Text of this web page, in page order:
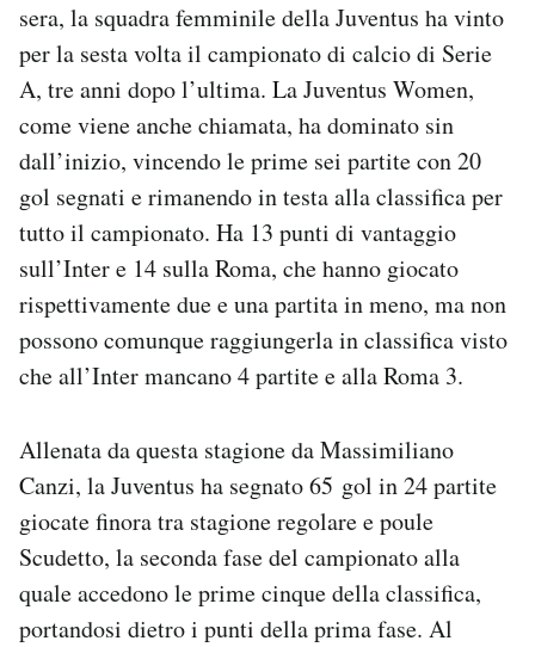
CALENDARIO
AREA PERSONALE
Newsletter
Notifiche mobile
Regala il Post
Hai bisogno di aiuto?
Esci
sera, la squadra femminile della Juventus ha vinto
per la sesta volta il campionato di calcio di Serie
A, tre anni dopo l’ultima. La Juventus Women,
come viene anche chiamata, ha dominato sin
dall’inizio, vincendo le prime sei partite con 20
gol segnati e rimanendo in testa alla classifica per
tutto il campionato. Ha 13 punti di vantaggio
sull’Inter e 14 sulla Roma, che hanno giocato
rispettivamente due e una partita in meno, ma non
possono comunque raggiungerla in classifica visto
che all’Inter mancano 4 partite e alla Roma 3.
Allenata da questa stagione da Massimiliano
Canzi, la Juventus ha segnato 65 gol in 24 partite
giocate finora tra stagione regolare e poule
Scudetto, la seconda fase del campionato alla
quale accedono le prime cinque della classifica,
portandosi dietro i punti della prima fase. Al